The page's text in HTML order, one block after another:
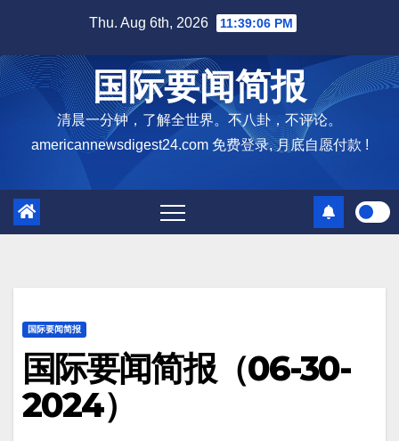
content
Thu. Aug 6th, 2026 11:39:07 PM
国际要闻简报
清晨一分钟，了解全世界。不八卦，不评论。
americannewsdigest24.com 免费登录, 月底自愿付款 !
国际要闻简报
国际要闻简报（06-30-
2024）